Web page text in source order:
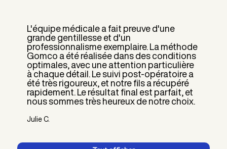
L'équipe médicale a fait preuve d'une
grande gentillesse et d'un
professionnalisme exemplaire. La méthode
Gomco a été réalisée dans des conditions
optimales, avec une attention particulière
à chaque détail. Le suivi post-opératoire a
été très rigoureux, et notre fils a récupéré
rapidement. Le résultat final est parfait, et
nous sommes très heureux de notre choix.
Julie C.